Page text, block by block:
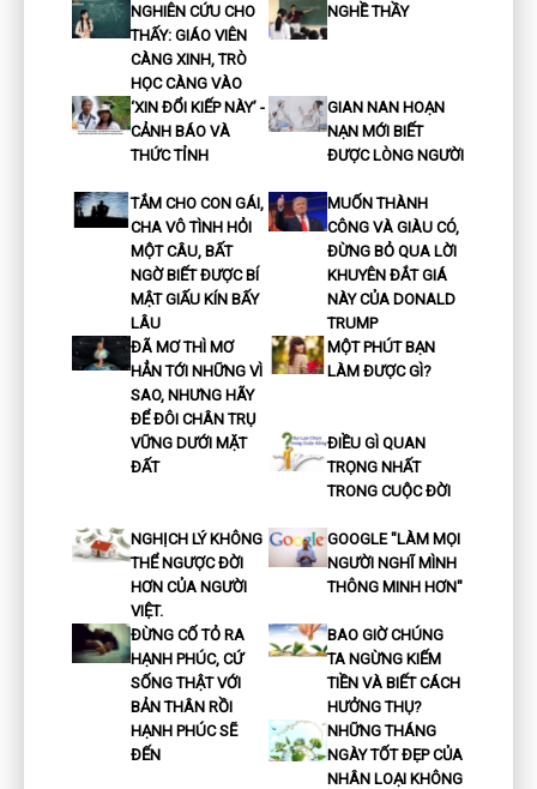
NGHIÊN CỨU CHO
THẤY: GIÁO VIÊN
CÀNG XINH, TRÒ
HỌC CÀNG VÀO
NGHỀ THẦY
‘XIN ĐỔI KIẾP NÀY’ -
CẢNH BÁO VÀ
THỨC TỈNH
GIAN NAN HOẠN
NẠN MỚI BIẾT
ĐƯỢC LÒNG NGƯỜI
TẮM CHO CON GÁI,
CHA VÔ TÌNH HỎI
MỘT CÂU, BẤT
NGỜ BIẾT ĐƯỢC BÍ
MẬT GIẤU KÍN BẤY
LÂU
MUỐN THÀNH
CÔNG VÀ GIÀU CÓ,
ĐỪNG BỎ QUA LỜI
KHUYÊN ĐẮT GIÁ
NÀY CỦA DONALD
TRUMP
ĐÃ MƠ THÌ MƠ
HẲN TỚI NHỮNG VÌ
SAO, NHƯNG HÃY
ĐỂ ĐÔI CHÂN TRỤ
VỮNG DƯỚI MẶT
ĐẤT
MỘT PHÚT BẠN
LÀM ĐƯỢC GÌ?
ĐIỀU GÌ QUAN
TRỌNG NHẤT
TRONG CUỘC ĐỜI
NGHỊCH LÝ KHÔNG
THỂ NGƯỢC ĐỜI
HƠN CỦA NGƯỜI
VIỆT.
GOOGLE "LÀM MỌI
NGƯỜI NGHĨ MÌNH
THÔNG MINH HƠN"
ĐỪNG CỐ TỎ RA
HẠNH PHÚC, CỨ
SỐNG THẬT VỚI
BẢN THÂN RỒI
HẠNH PHÚC SẼ
ĐẾN
BAO GIỜ CHÚNG
TA NGỪNG KIẾM
TIỀN VÀ BIẾT CÁCH
HƯỞNG THỤ?
NHỮNG THÁNG
NGÀY TỐT ĐẸP CỦA
NHÂN LOẠI KHÔNG